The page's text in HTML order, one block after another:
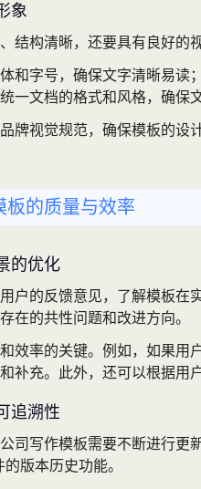
象
结构清晰，还要具有良好的
和字号，确保文字清晰易
一文档的格式和风格，确保
牌视觉规范，确保模板的
板的质量与效率
的优化
户的反馈意见，了解模板
在的共性问题和改进方向。
效率的关键。例如，如果
补充。此外，还可以根据用
追溯性
司写作模板需要不断进行
版本历史功能。